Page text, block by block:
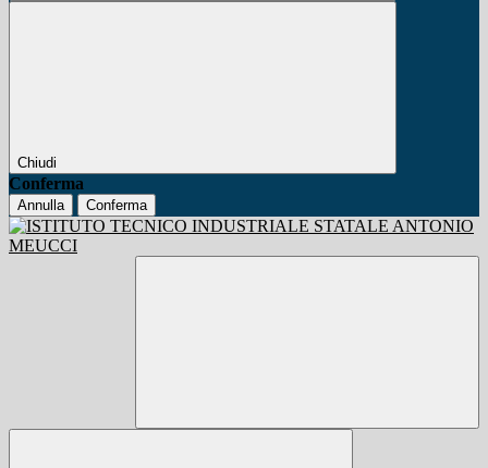
Chiudi
Conferma
Annulla Conferma